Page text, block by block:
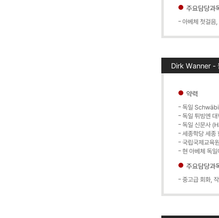
주요담당과
아베체 첫걸
Dirk Wanner -
약력
독일
독일 튀빙엔
독일 신문사
세종학당 세종
국립국제교육
현 아베체 독
주요담당과
중고급 회화,